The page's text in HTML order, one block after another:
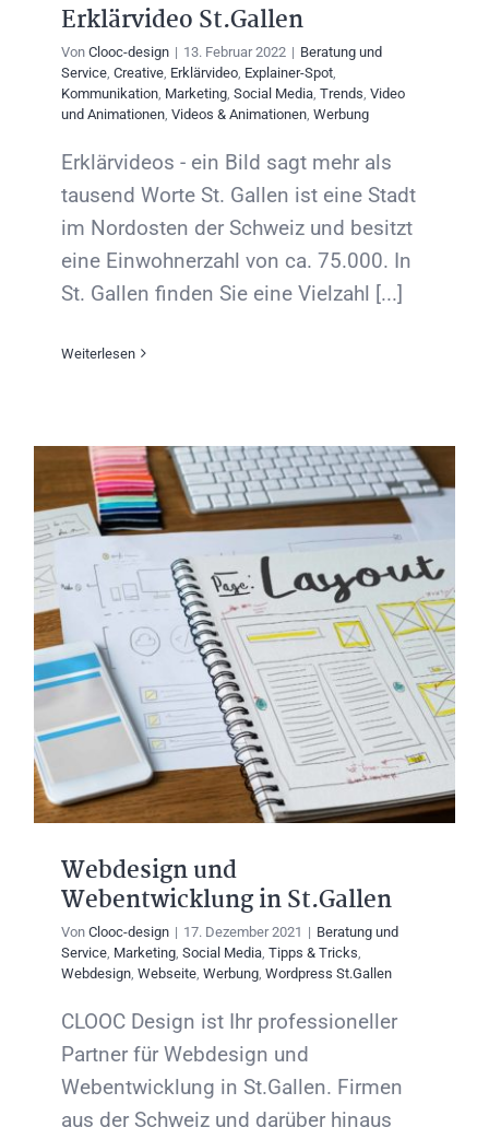
Erklärvideo St.Gallen
Von Clooc-design | 13. Februar 2022 | Beratung und
Service Creative Erklärvideo Explainer-Spot
Kommunikation Marketing Social Media Trends Video
und Animationen Videos & Animationen Werbung
Erklärvideos - ein Bild sagt mehr als
tausend Worte St. Gallen ist eine Stadt
im Nordosten der Schweiz und besitzt
eine Einwohnerzahl von ca. 75.000. In
St. Gallen finden Sie eine Vielzahl [...]
Weiterlesen
Webdesign und
Webentwicklung in St.Gallen
Von Clooc-design | 17. Dezember 2021 | Beratung und
Service, Marketing, Social Media, Tipps & Tricks,
Webdesign, Webseite, Werbung, Wordpress St.Gallen
CLOOC Design ist Ihr professioneller
Partner für Webdesign und
Webentwicklung in St.Gallen. Firmen
aus der Schweiz und darüber hinaus